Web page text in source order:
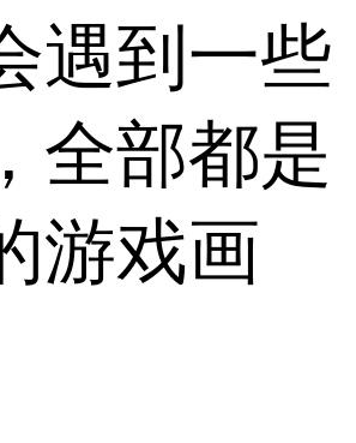
遇到一些
全部都是
游戏画